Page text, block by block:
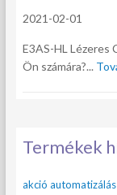
2021-02-01
E3AS-HL Lézeres
Ön számára?...
Termékek
akció automatizálás